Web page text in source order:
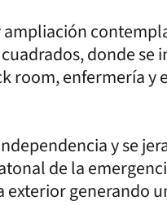
donde se
room, enfermería y
y se
de la
generando